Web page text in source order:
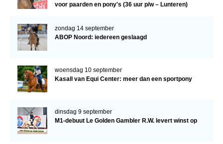
voor paarden en pony's (36 uur p/w – Lunteren)
zondag 14 september
ABOP Noord: iedereen geslaagd
woensdag 10 september
Kasall van Equi Center: meer dan een sportpony
dinsdag 9 september
M1-debuut Le Golden Gambler R.W. levert winst op